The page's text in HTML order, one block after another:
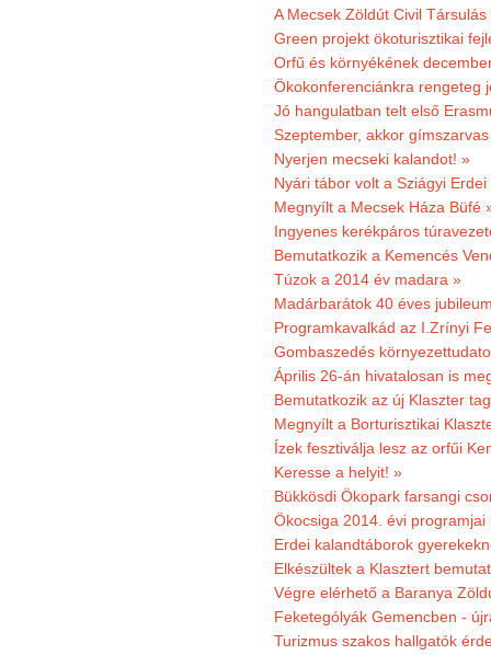
A Mecsek Zöldút Civil
Green projekt ökoturisztikai
Orfű és környékének
Ökokonferenciánkra rengeteg
Jó hangulatban telt első
Szeptember, akkor
Nyerjen mecseki kalandot! »
Nyári tábor volt a Sziágyi
Megnyílt a Mecsek Háza Büfé
Ingyenes kerékpáros
Bemutatkozik a Kemencés
Túzok a 2014 év madara »
Madárbarátok 40 éves
Programkavalkád az I.Zrínyi
Gombaszedés
Április 26-án hivatalosan is
Bemutatkozik az új Klaszter
Megnyílt a Borturisztikai
Ízek fesztiválja lesz az orfűi
Keresse a helyit! »
Bükkösdi Ökopark farsangi
Ökocsiga 2014. évi programjai
Erdei kalandtáborok
Elkészültek a Klasztert
Végre elérhető a Baranya
Feketególyák Gemencben -
Turizmus szakos hallgatók